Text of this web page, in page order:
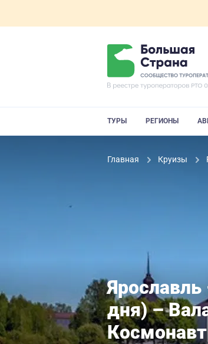
ТУРЫ РЕГИОНЫ
Главная Круизы
дня) –
Космонавт